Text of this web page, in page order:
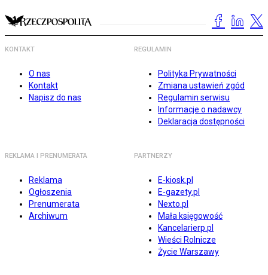
KONTAKT
O nas
Kontakt
Napisz do nas
REGULAMIN
Polityka Prywatności
Zmiana ustawień zgód
Regulamin serwisu
Informacje o nadawcy
Deklaracja dostępności
REKLAMA I PRENUMERATA
Reklama
Ogłoszenia
Prenumerata
Archiwum
PARTNERZY
E-kiosk.pl
E-gazety.pl
Nexto.pl
Mała księgowość
Kancelarierp.pl
Wieści Rolnicze
Życie Warszawy